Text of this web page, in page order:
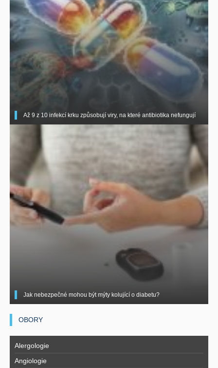
Až 9 z 10 infekcí krku způsobují viry, na které antibiotika nefungují
Jak nebezpečné mohou být mýty kolující o diabetu?
OBORY
Alergologie
Angiologie